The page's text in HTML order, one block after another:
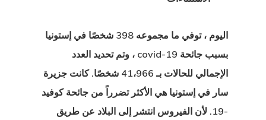
اليوم ، توفي ما مجموعه 398 شخصًا في إستونيا
بسبب جائحة covid-19 ، وتم تحديد العدد
الإجمالي للحالات بـ 41،966 شخصًا. كانت جزيرة
سار في إستونيا هي الأكثر تضرراً من جائحة كوفيد
-19. لأن الفيروس انتشر إلى البلاد عن طريق
الإخبارية
المستثمر
الإستوني